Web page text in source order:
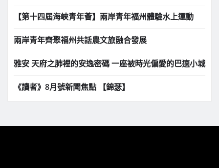
【第十四屆海峽青年薈】兩岸青年福州體驗水上運動
兩岸青年齊聚福州共話農文旅融合發展
雅安 天府之肺裡的安逸密碼 一座被時光偏愛的巴適小城
《讀者》8月號新聞焦點 【錦瑟】